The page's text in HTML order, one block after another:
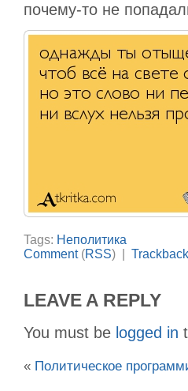
почему-то не
Tags: Неполитика
Comment(RSS) | Trackback
LEAVE A REPLY
You must be logged in
« Политическое